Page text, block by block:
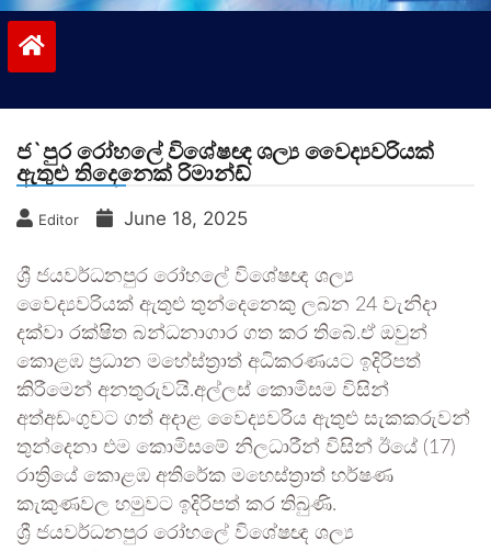
ජ`පුර රෝහලේ විශේෂඥ ශල්‍ය වෛද්‍යවරියක්
ඇතුළු තිදෙනෙක් රිමාන්ඩ්
Editor June 18, 2025
ශ්‍රී ජයවර්ධනපුර රෝහලේ විශේෂඥ ශල්‍ය
වෛද්‍යවරියක් ඇතුළු තුන්දෙනෙකු ලබන 24 වැනිදා
දක්වා රක්ෂිත බන්ධනාගාර ගත කර තිබේ.ඒ ඔවුන්
කොළඹ ප්‍රධාන මහේස්ත්‍රාත් අධිකරණයට ඉදිරිපත්
කිරීමෙන් අනතුරුවයි.අල්ලස් කොමිසම විසින්
අත්අඩංගුවට ගත් අදාළ වෛද්‍යවරිය ඇතුළු සැකකරුවන්
තුන්දෙනා එම කොමිසමේ නිලධාරීන් විසින් ඊයේ (17)
රාත්‍රියේ කොළඹ අතිරේක මහෙස්ත්‍රාත් හර්ෂණ
කැකුණවල හමුවට ඉදිරිපත් කර තිබුණි.
ශ්‍රී ජයවර්ධනපුර රෝහලේ විශේෂඥ ශල්‍ය